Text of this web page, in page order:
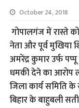
October 24, 2018
गोपालगंज में रास्ते
नेता और पूर्व मुखिया
अमरेंद्र कुमार उर्फ
धमकी देने का आरोप
जिला कार्य समिति
बिहार के बाहुबली